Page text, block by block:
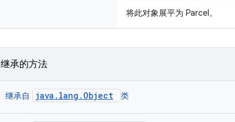
将此对象展平为 Parcel。
继承的方法
继承自 java.lang.Object 类